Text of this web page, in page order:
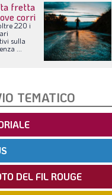
fretta
corri
220 i
sulla
...
TEMATICO
DEL FIL ROUGE